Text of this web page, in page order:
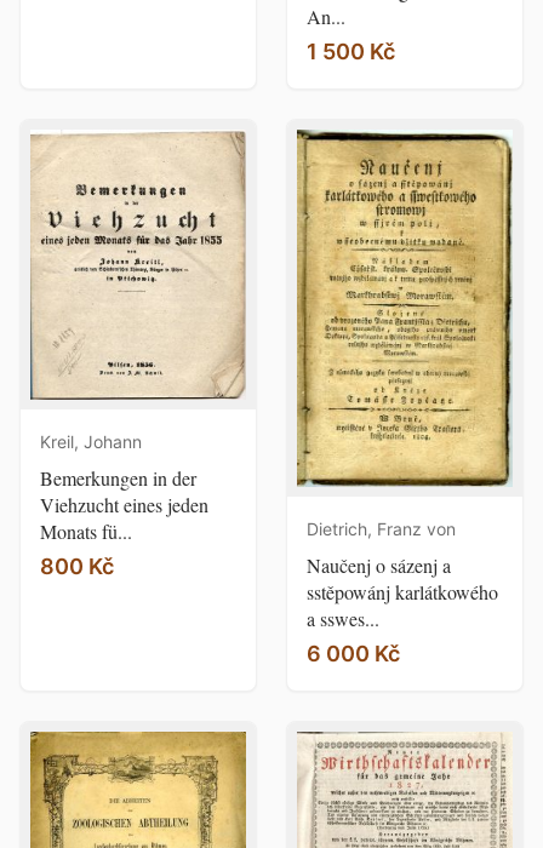
An...
1 500 Kč
Kreil, Johann
Bemerkungen in der
Viehzucht eines jeden
Monats fü...
800 Kč
Dietrich, Franz von
Naučenj o sázenj a
sstěpowánj karlátkowého
a sswes...
6 000 Kč